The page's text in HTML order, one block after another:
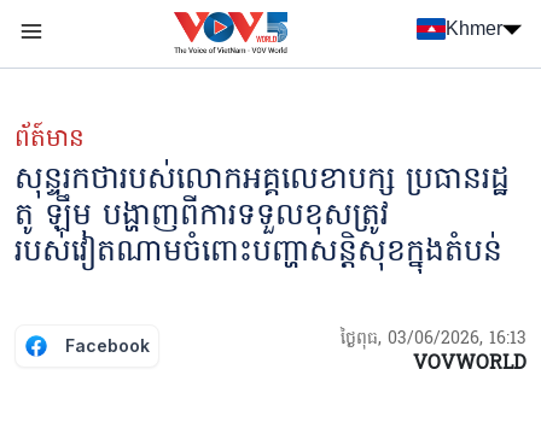
Nhảy đến nội dung
Khmer
ព័ត៍មាន
សុន្ទរកថារបស់លោកអគ្គលេខាបក្ស ប្រធានរដ្ឋ
តូ ឡឹម បង្ហាញពីការទទួលខុសត្រូវ
របស់វៀតណាមចំពោះបញ្ហាសន្តិសុខក្នុងតំបន់
Facebook ថ្ងៃពុធ, 03/06/2026, 16:13
VOVWORLD